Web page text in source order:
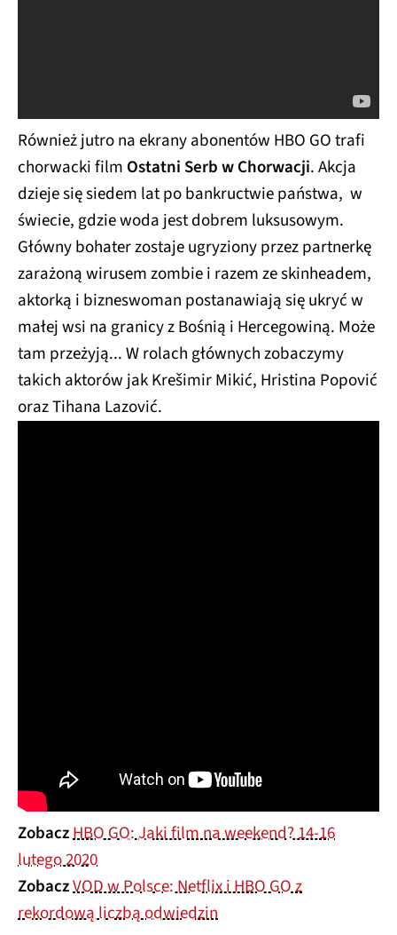
Również jutro na ekrany abonentów HBO GO trafi
chorwacki film Ostatni Serb w Chorwacji. Akcja
dzieje się siedem lat po bankructwie państwa, w
świecie, gdzie woda jest dobrem luksusowym.
Główny bohater zostaje ugryziony przez partnerkę
zarażoną wirusem zombie i razem ze skinheadem,
aktorką i bizneswoman postanawiają się ukryć w
małej wsi na granicy z Bośnią i Hercegowiną. Może
tam przeżyją... W rolach głównych zobaczymy
takich aktorów jak Krešimir Mikić, Hristina Popović
oraz Tihana Lazović.
ZobaczHBO GO: Jaki film na weekend? 14-16
lutego 2020
ZobaczVOD w Polsce: Netflix i HBO GO z
rekordową liczbą odwiedzin